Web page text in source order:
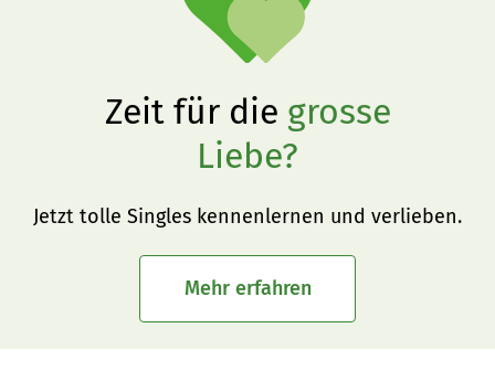
Zeit für die grosse
Liebe?
Jetzt tolle Singles kennenlernen und verlieben.
Mehr erfahren